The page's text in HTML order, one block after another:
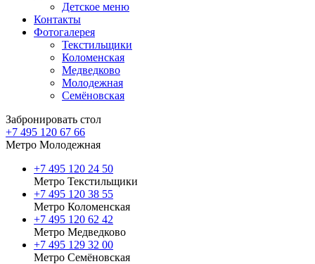
Детское меню
Контакты
Фотогалерея
Текстильщики
Коломенская
Медведково
Молодежная
Семёновская
Забронировать стол
+7 495 120 67 66
Метро Молодежная
+7 495 120 24 50
Метро Текстильщики
+7 495 120 38 55
Метро Коломенская
‎+7 495 120 62 42
Метро Медведково
+7 495 129 32 00
Метро Семёновская